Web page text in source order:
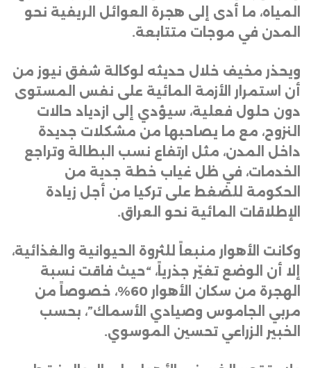
المياه، ما أدى إلى هجرة العوائل الريفية نحو
المدن في موجات متتابعة.
ويحذر مخيف خلال حديثه لوكالة شفق نيوز من
أن استمرار الأزمة المائية على نفس المستوى
دون حلول فعلية، سيؤدي إلى ازدياد حالات
النزوح، مع ما يصاحبها من مشكلات جديدة
داخل المدن، مثل ارتفاع نسب البطالة وتراجع
الخدمات، في ظل غياب خطة جدية من
الحكومة للضغط على تركيا من أجل زيادة
الإطلاقات المائية نحو العراق.
وكانت الأهوار منبعاً للثروة الحيوانية والغذائية،
إلا أن الوضع تغيّر جذرياً، “حيث فاقت نسبة
الهجرة من سكان الأهوار 60%، خصوصاً من
مربي الجاموس وصيادي الأسماك”، بحسب
الخبير الزراعي تحسين الموسوي.